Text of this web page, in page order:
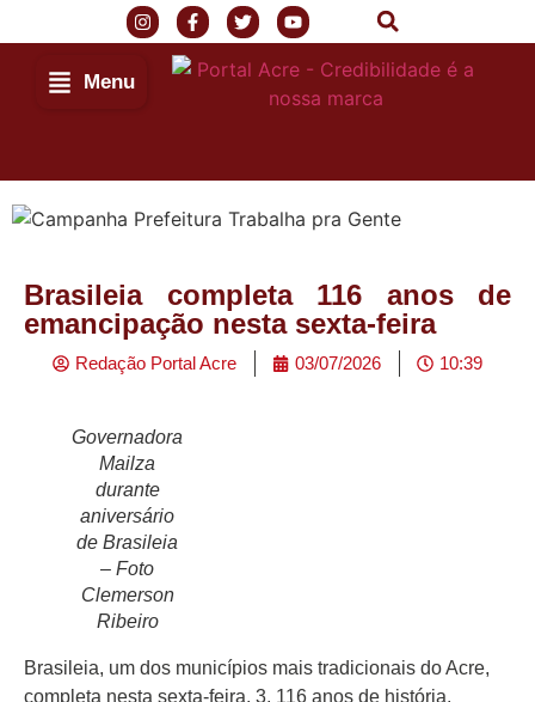
Menu
Início
Brasileia completa 116 anos de
emancipação nesta sexta-feira
Redação Portal Acre 03/07/2026 10:39
Governadora
Mailza
durante
aniversário
de Brasileia
– Foto
Clemerson
Ribeiro
Brasileia, um dos municípios mais tradicionais do Acre,
completa nesta sexta-feira, 3, 116 anos de história.